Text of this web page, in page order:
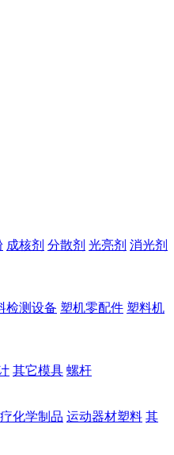
成核剂 分散剂 光亮剂 消光剂
检测设备 塑机零配件 塑料机
其它模具 螺杆
化学制品 运动器材塑料 其